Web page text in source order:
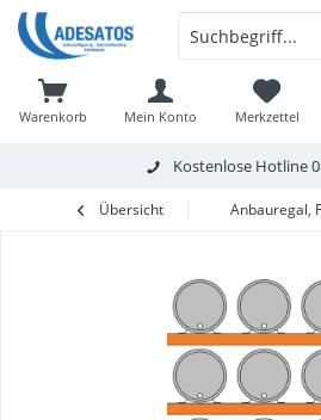
Kostenlose Hotline
Warenkorb Merkzettel
Mein Konto
Übersicht Anbauregal,